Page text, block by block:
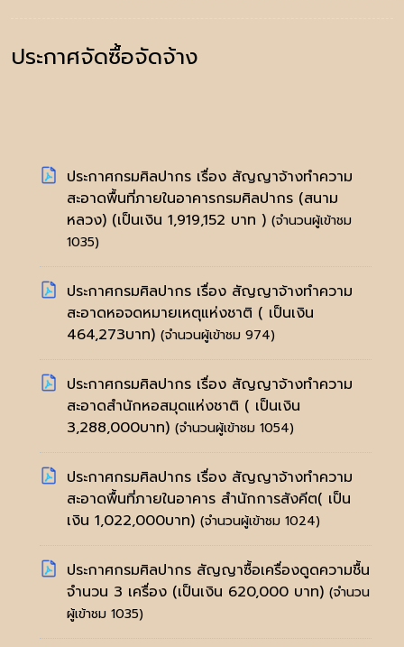
ประกาศจัดซื้อจัดจ้าง
ประกาศกรมศิลปากร เรื่อง สัญญาจ้างทำความ
สะอาดพื้นที่ภายในอาคารกรมศิลปากร (สนาม
หลวง) (เป็นเงิน 1,919,152 บาท ) (จำนวนผู้เข้าชม
1035)
ประกาศกรมศิลปากร เรื่อง สัญญาจ้างทำความ
สะอาดหอจดหมายเหตุแห่งชาติ ( เป็นเงิน
464,273บาท) (จำนวนผู้เข้าชม 974)
ประกาศกรมศิลปากร เรื่อง สัญญาจ้างทำความ
สะอาดสำนักหอสมุดแห่งชาติ ( เป็นเงิน
3,288,000บาท) (จำนวนผู้เข้าชม 1054)
ประกาศกรมศิลปากร เรื่อง สัญญาจ้างทำความ
สะอาดพื้นที่ภายในอาคาร สำนักการสังคีต( เป็น
เงิน 1,022,000บาท) (จำนวนผู้เข้าชม 1024)
ประกาศกรมศิลปากร สัญญาซื้อเครื่องดูดความชื้น
จำนวน 3 เครื่อง (เป็นเงิน 620,000 บาท) (จำนวน
ผู้เข้าชม 1035)